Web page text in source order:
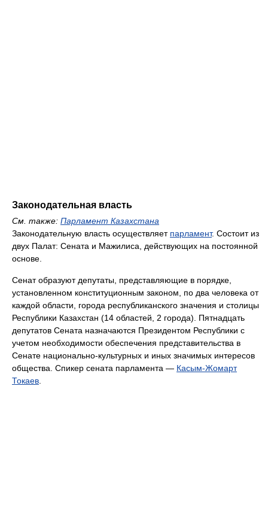
Законодательная власть
См. также: Парламент Казахстана
Законодательную власть осуществляет парламент. Состоит из
двух Палат: Сената и Мажилиса, действующих на постоянной
основе.
Сенат образуют депутаты, представляющие в порядке,
установленном конституционным законом, по два человека от
каждой области, города республиканского значения и столицы
Республики Казахстан (14 областей, 2 города). Пятнадцать
депутатов Сената назначаются Президентом Республики с
учетом необходимости обеспечения представительства в
Сенате национально-культурных и иных значимых интересов
общества. Спикер сената парламента — Касым-Жомарт
Токаев